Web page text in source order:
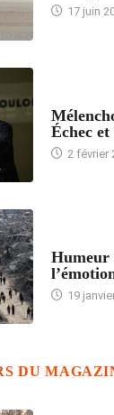
17 juin
Échec
2 février
Humeur
19
DU